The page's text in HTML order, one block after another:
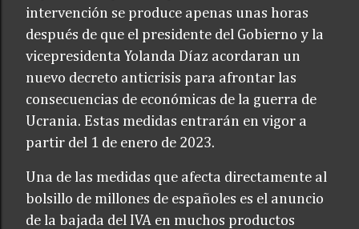
intervención se produce apenas unas horas
después de que el presidente del Gobierno y la
vicepresidenta Yolanda Díaz acordaran un
nuevo decreto anticrisis para afrontar las
consecuencias de económicas de la guerra de
Ucrania. Estas medidas entrarán en vigor a
partir del 1 de enero de 2023.
Una de las medidas que afecta directamente al
bolsillo de millones de españoles es el anuncio
de la bajada del IVA en muchos productos